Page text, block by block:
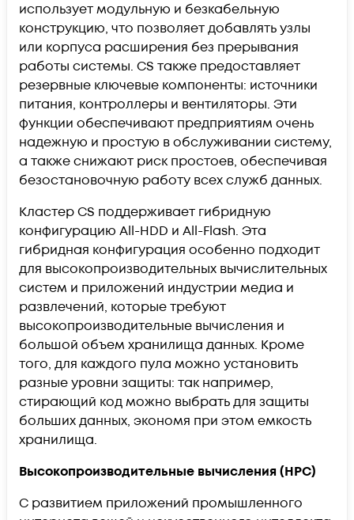
использует модульную и безкабельную
конструкцию, что позволяет добавлять узлы
или корпуса расширения без прерывания
работы системы. CS также предоставляет
резервные ключевые компоненты: источники
питания, контроллеры и вентиляторы. Эти
функции обеспечивают предприятиям очень
надежную и простую в обслуживании систему,
а также снижают риск простоев, обеспечивая
безостановочную работу всех служб данных.
Кластер CS поддерживает гибридную
конфигурацию All-HDD и All-Flash. Эта
гибридная конфигурация особенно подходит
для высокопроизводительных вычислительных
систем и приложений индустрии медиа и
развлечений, которые требуют
высокопроизводительные вычисления и
большой объем хранилища данных. Кроме
того, для каждого пула можно установить
разные уровни защиты: так например,
стирающий код можно выбрать для защиты
больших данных, экономя при этом емкость
хранилища.
Высокопроизводительные вычисления (HPC)
С развитием приложений промышленного